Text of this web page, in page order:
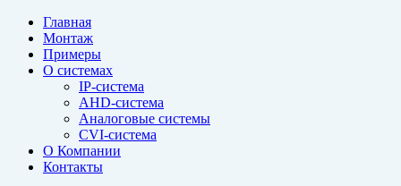
Перейти
содержимому
Главная
Монтаж
Примеры
О системах
IP-система
AHD-система
Аналоговые системы
CVI-система
О Компании
Контакты